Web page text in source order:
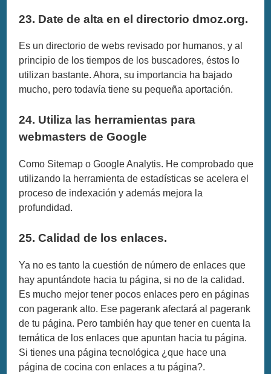
23. Date de alta en el directorio dmoz.org.
Es un directorio de webs revisado por humanos, y al
principio de los tiempos de los buscadores, éstos lo
utilizan bastante. Ahora, su importancia ha bajado
mucho, pero todavía tiene su pequeña aportación.
24. Utiliza las herramientas para
webmasters de Google
Como Sitemap o Google Analytis. He comprobado que
utilizando la herramienta de estadísticas se acelera el
proceso de indexación y además mejora la
profundidad.
25. Calidad de los enlaces.
Ya no es tanto la cuestión de número de enlaces que
hay apuntándote hacia tu página, si no de la calidad.
Es mucho mejor tener pocos enlaces pero en páginas
con pagerank alto. Ese pagerank afectará al pagerank
de tu página. Pero también hay que tener en cuenta la
temática de los enlaces que apuntan hacia tu página.
Si tienes una página tecnológica ¿que hace una
página de cocina con enlaces a tu página?.